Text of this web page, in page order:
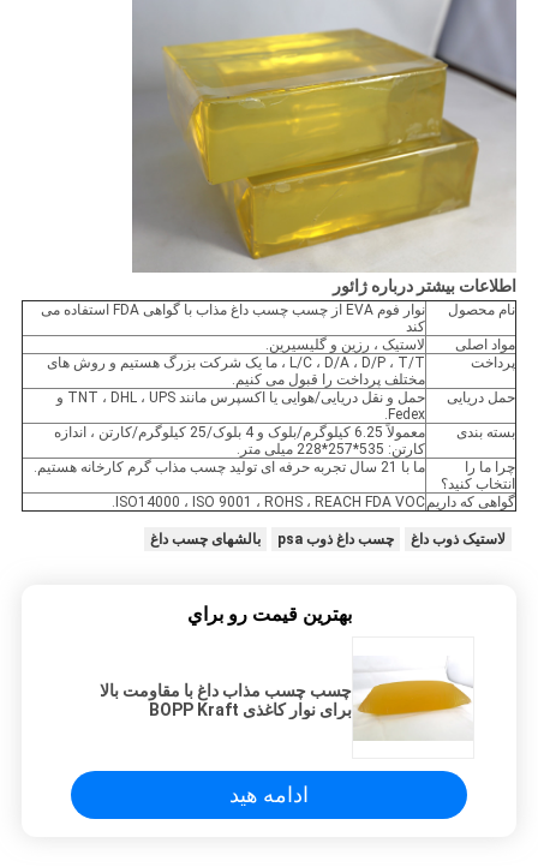
اطلاعات بیشتر درباره ژائور
نام محصول
نوار فوم EVA از چسب چسب داغ مذاب با گواهی FDA استفاده می
کند
مواد اصلی
لاستیک ، رزین و گلیسیرین.
پرداخت
L/C ، D/A ، D/P ، T/T ، ما یک شرکت بزرگ هستیم و روش های
مختلف پرداخت را قبول می کنیم.
حمل دریایی
حمل و نقل دریایی/هوایی یا اکسپرس مانند TNT ، DHL ، UPS و
Fedex.
بسته بندی
معمولاً 6.25 کیلوگرم/بلوک و 4 بلوک/25 کیلوگرم/کارتن ، اندازه
کارتن: 535*257*228 میلی متر.
چرا ما را
انتخاب کنید؟
ما با 21 سال تجربه حرفه ای تولید چسب مذاب گرم کارخانه هستیم.
گواهی که داریمISO14000 ، ISO 9001 ، ROHS ، REACH FDA VOC.
لاستیک ذوب داغ چسب داغ ذوب psa بالشهای چسب داغ
بهترين قيمت رو براي
چسب چسب مذاب داغ با مقاومت بالا
برای نوار کاغذی BOPP Kraft
ادامه هید